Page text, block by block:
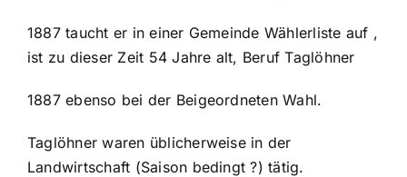
1887 taucht er in einer Gemeinde Wählerliste auf ,
ist zu dieser Zeit 54 Jahre alt, Beruf Taglöhner
1887 ebenso bei der Beigeordneten Wahl.
Taglöhner waren üblicherweise in der
Landwirtschaft (Saison bedingt ?) tätig.